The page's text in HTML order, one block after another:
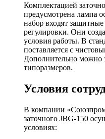
Комплектацией
предусмотрена лампа
набор входят
регулировки. Они
условия работы. В
поставляется с
Дополнительно можно
типоразмеров.
Условия
В компании
заточного JBG-150
условиях: